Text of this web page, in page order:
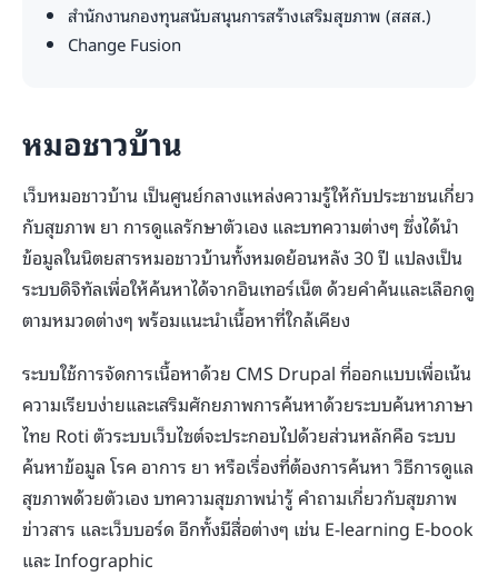
สำนักงานกองทุนสนับสนุนการสร้างเสริมสุขภาพ (สสส.)
Change Fusion
หมอชาวบ้าน
เว็บหมอชาวบ้าน เป็นศูนย์กลางแหล่งความรู้ให้กับประชาชนเกี่ยว
กับสุขภาพ ยา การดูแลรักษาตัวเอง และบทความต่างๆ ซึ่งได้นำ
ข้อมูลในนิตยสารหมอชาวบ้านทั้งหมดย้อนหลัง 30 ปี แปลงเป็น
ระบบดิจิทัลเพื่อให้ค้นหาได้จากอินเทอร์เน็ต ด้วยคำค้นและเลือกดู
ตามหมวดต่างๆ พร้อมแนะนำเนื้อหาที่ใกล้เคียง
ระบบใช้การจัดการเนื้อหาด้วย CMS Drupal ที่ออกแบบเพื่อเน้น
ความเรียบง่ายและเสริมศักยภาพการค้นหาด้วยระบบค้นหาภาษา
ไทย Roti ตัวระบบเว็บไซต์จะประกอบไปด้วยส่วนหลักคือ ระบบ
ค้นหาข้อมูล โรค อาการ ยา หรือเรื่องที่ต้องการค้นหา วิธีการดูแล
สุขภาพด้วยตัวเอง บทความสุขภาพน่ารู้ คำถามเกี่ยวกับสุขภาพ
ข่าวสาร และเว็บบอร์ด อีกทั้งมีสื่อต่างๆ เช่น E-learning E-book
และ Infographic